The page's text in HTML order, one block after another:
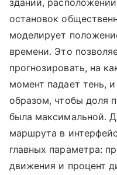
остановок
моделирует
времени. Это
прогнозировать, на
момент падает тень,
образом, чтобы доля
была максимальной.
маршрута в
главных параметра:
движения и процент